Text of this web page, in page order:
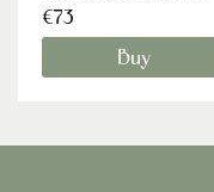
€73
Buy